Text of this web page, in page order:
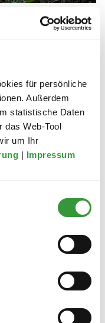
für persönliche
Außerdem
statistische Daten
das Web-Tool
um Ihr
| Impressum
Mülldeponie